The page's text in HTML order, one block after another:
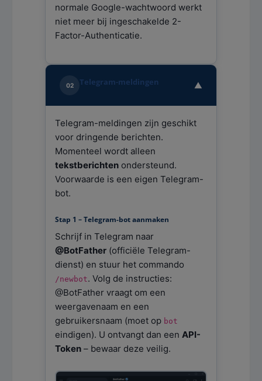
normale Google-wachtwoord werkt
niet meer bij ingeschakelde 2-
Factor-Authenticatie.
02 Telegram-meldingen ▼
Telegram-meldingen zijn geschikt
voor dringende berichten.
Momenteel wordt alleen
tekstberichten ondersteund.
Voorwaarde is een eigen Telegram-
bot.
Stap 1 – Telegram-bot aanmaken
Schrijf in Telegram naar
@BotFather (officiële Telegram-
dienst) en stuur het commando
/newbot. Volg de instructies:
@BotFather vraagt om een
weergavenaam en een
gebruikersnaam (moet op bot
eindigen). U ontvangt dan een API-
Token – bewaar deze veilig.